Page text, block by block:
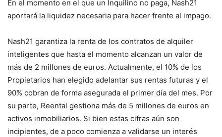
En el momento en el que un Inquilino no paga, Nash21
aportará la liquidez necesaria para hacer frente al impago.
Nash21 garantiza la renta de los contratos de alquiler
inteligentes que hasta el momento alcanzan un valor de
más de 2 millones de euros. Actualmente, el 10% de los
Propietarios han elegido adelantar sus rentas futuras y el
90% cobran de forma asegurada el primer día del mes. Por
su parte, Reental gestiona más de 5 millones de euros en
activos inmobiliarios. Si bien estas cifras aún son
incipientes, de a poco comienza a validarse un interés